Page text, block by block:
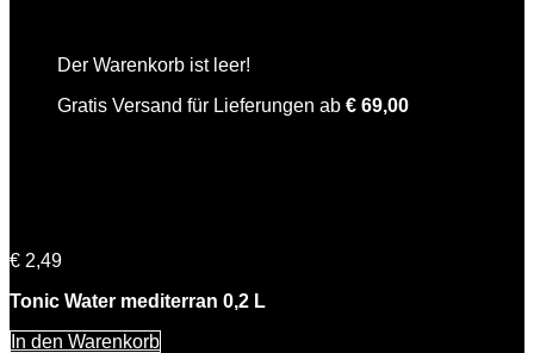
Der Warenkorb ist leer!
Gratis Versand für Lieferungen ab € 69,00
€ 2,49
Tonic Water mediterran 0,2 L
In den Warenkorb